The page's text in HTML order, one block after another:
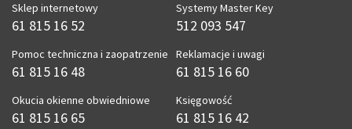
Sklep internetowy
61 815 16 52
Pomoc techniczna i zaopatrzenie
61 815 16 48
Okucia okienne obwiedniowe
61 815 16 65
Systemy Master Key
512 093 547
Reklamacje i uwagi
61 815 16 60
Księgowość
61 815 16 42